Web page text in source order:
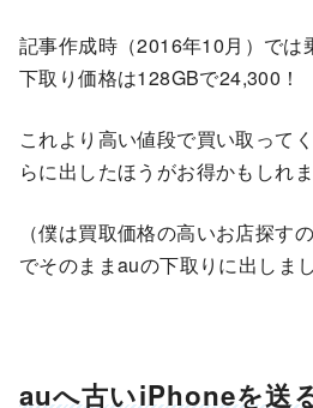
記事作成時（2016年10月）で
下取り価格は128GBで24,300！
これより高い値段で買い取って
らに出したほうがお得かもしれ
（僕は買取価格の高いお店探す
でそのままauの下取りに出しまし
auへ古いiPhoneを送